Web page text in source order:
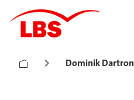
Dominik Dartron